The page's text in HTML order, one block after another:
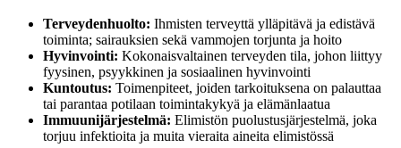
Terveydenhuolto: Ihmisten terveyttä ylläpitävä ja edistävä
toiminta; sairauksien sekä vammojen torjunta ja hoito
Hyvinvointi: Kokonaisvaltainen terveyden tila, johon liittyy
fyysinen, psyykkinen ja sosiaalinen hyvinvointi
Kuntoutus: Toimenpiteet, joiden tarkoituksena on palauttaa
tai parantaa potilaan toimintakykyä ja elämänlaatua
Immuunijärjestelmä: Elimistön puolustusjärjestelmä, joka
torjuu infektioita ja muita vieraita aineita elimistössä